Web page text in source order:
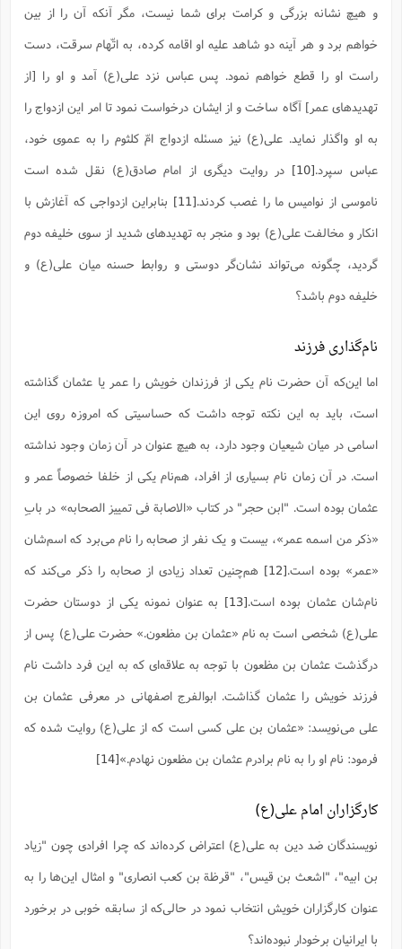
و هیچ نشانه بزرگی و کرامت برای شما نیست، مگر آنکه آن را از بین
خواهم برد و هر آینه دو شاهد علیه او اقامه کرده، به اتّهام سرقت، دست
راست او را قطع خواهم نمود. پس عباس نزد علی(ع) آمد و او را [از
تهدیدهای عمر] آگاه ساخت و از ایشان درخواست نمود تا امر این ازدواج را
به او واگذار نماید. علی(ع) نیز مسئله ازدواج امّ کلثوم را به عموی خود،
عباس سپرد.[10]
در روایت دیگری از امام صادق(ع) نقل شده است
ناموسی از نوامیس ما را غصب کردند.[11]
بنابراین ازدواجی که آغازش با
انکار و مخالفت علی(ع) بود و منجر به تهدیدهای شدید از سوی خلیفه دوم
گردید، چگونه می‌تواند نشان‌گر دوستی و روابط حسنه میان علی(ع) و
خلیفه دوم باشد؟
نام‌گذاری فرزند
اما این‌که آن حضرت نام یکی از فرزندان خویش را عمر یا عثمان گذاشته
است، باید به این نکته توجه داشت که حساسیتی که امروزه روی این
اسامی در میان شیعیان وجود دارد، به هیچ عنوان در آن زمان وجود نداشته
است. در آن زمان نام بسیاری از افراد، هم‌نام یکی از خلفا خصوصاً عمر و
عثمان بوده است. "ابن حجر" در کتاب «الاصابة فی تمییز الصحابه» در بابِ
«ذکر من اسمه عمر»، بیست و یک نفر از صحابه را نام مى‌برد که اسم‌شان
«عمر» بوده است.[12]
هم‌چنین تعداد زیادی از صحابه را ذکر مى‌کند که
نام‌شان عثمان بوده است.[13]
به عنوان نمونه یکی از دوستان حضرت
علی(ع) شخصی است به نام «عثمان بن مظعون.» حضرت علی(ع) پس از
درگذشت عثمان بن مظعون با توجه به علاقه‌ای که به این فرد داشت نام
فرزند خویش را عثمان گذاشت. ابوالفرج اصفهانی در معرفی عثمان بن
علی می‌نویسد: «عثمان بن علی کسی است که از علی(ع) روایت شده که
فرمود: نام او را به نام برادرم عثمان بن مظعون نهادم.»[14]
کارگزاران امام علی(ع)
نویسندگان ضد دین به علی(ع) اعتراض کرده‌اند که چرا افرادی چون "زیاد
بن ابیه"، "اشعث بن قیس"، "قرظة ‌بن کعب انصاری" و امثال این‌ها را به
عنوان کارگزاران خویش انتخاب نمود در حالی‌که از سابقه خوبی در برخورد
با ایرانیان برخودار نبوده‌اند؟